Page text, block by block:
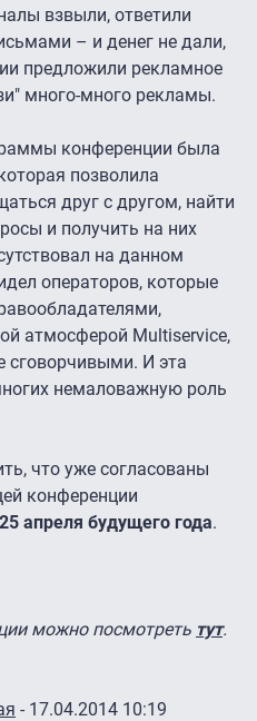
взвыли, ответили
– и денег не дали,
предложили рекламное
много-много рекламы.
конференции была
позволила
друг с другом, найти
и получить на них
на данном
операторов, которые
атмосферой Multiservice,
сговорчивыми. И эта
немаловажную роль
что уже согласованы
конференции
апреля будущего года.
можно посмотреть тут.
- 17.04.2014 10:19